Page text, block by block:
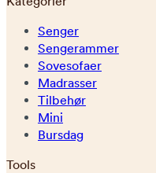
Senger
Sengerammer
Sovesofaer
Madrasser
Tilbehør
Mini
Bursdag
Tools